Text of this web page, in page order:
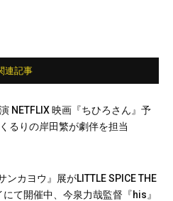
連記事
NETFLIX 映画『ちひろさん』予
るりの岸田繁が劇伴を担当
ンカヨウ』展がLITTLE SPICE THE
にて開催中、今泉力哉監督『his』